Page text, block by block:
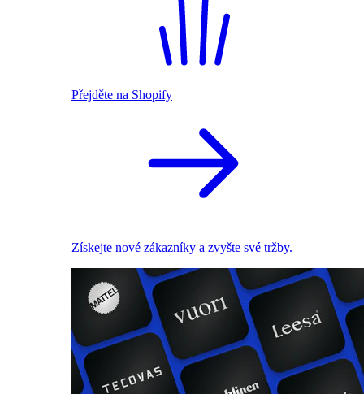
Přejděte na Shopify
Získejte nové zákazníky a zvyšte své tržby.